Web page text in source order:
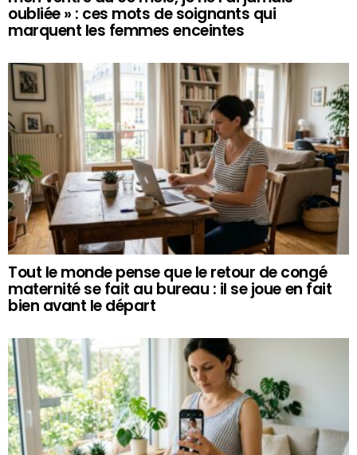
oubliée » : ces mots de soignants qui
marquent les femmes enceintes
Tout le monde pense que le retour de congé
maternité se fait au bureau : il se joue en fait
bien avant le départ